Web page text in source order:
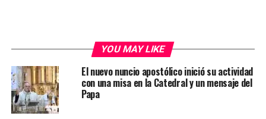
YOU MAY LIKE
El nuevo nuncio apostólico inició su actividad
con una misa en la Catedral y un mensaje del
Papa